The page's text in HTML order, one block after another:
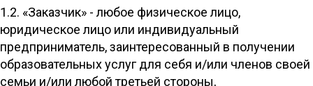
1.2. «Заказчик» - любое физическое лицо,
юридическое лицо или индивидуальный
предприниматель, заинтересованный в получении
образовательных услуг для себя и/или членов своей
семьи и/или любой третьей стороны,